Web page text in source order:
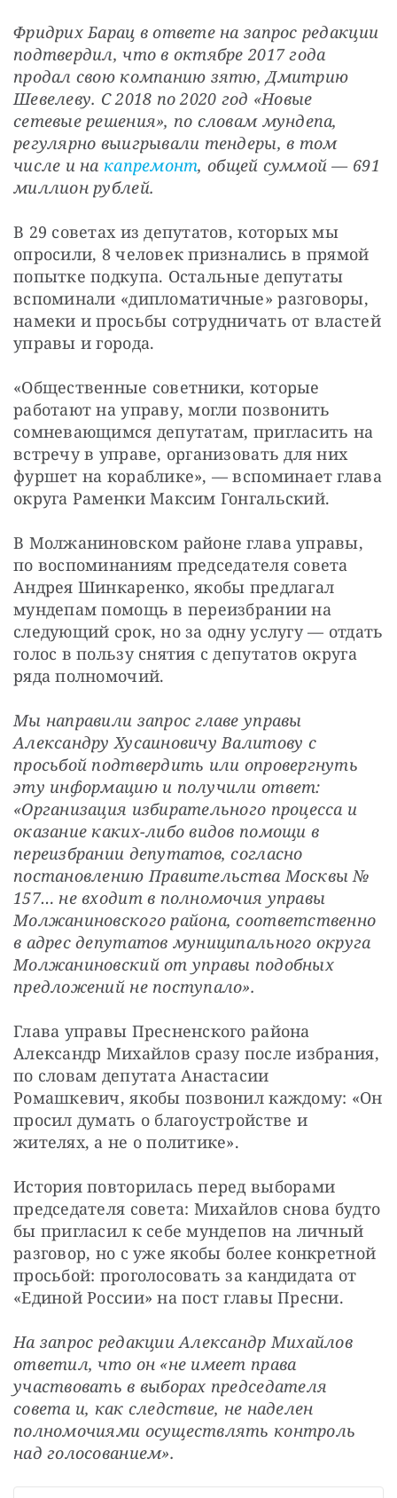
Фридрих Барац в ответе на запрос редакции
подтвердил, что в октябре 2017 года
продал свою компанию зятю, Дмитрию
Шевелеву. С 2018 по 2020 год «Новые
сетевые решения», по словам мундепа,
регулярно выигрывали тендеры, в том
числе и на капремонт, общей суммой — 691
миллион рублей.
В 29 советах из депутатов, которых мы
опросили, 8 человек признались в прямой
попытке подкупа. Остальные депутаты
вспоминали «дипломатичные» разговоры,
намеки и просьбы сотрудничать от властей
управы и города.
«Общественные советники, которые
работают на управу, могли позвонить
сомневающимся депутатам, пригласить на
встречу в управе, организовать для них
фуршет на кораблике», — вспоминает глава
округа Раменки Максим Гонгальский.
В Молжаниновском районе глава управы,
по воспоминаниям председателя совета
Андрея Шинкаренко, якобы предлагал
мундепам помощь в переизбрании на
следующий срок, но за одну услугу — отдать
голос в пользу снятия с депутатов округа
ряда полномочий.
Мы направили запрос главе управы
Александру Хусаиновичу Валитову с
просьбой подтвердить или опровергнуть
эту информацию и получили ответ:
«Организация избирательного процесса и
оказание каких-либо видов помощи в
переизбрании депутатов, согласно
постановлению Правительства Москвы №
157… не входит в полномочия управы
Молжаниновского района, соответственно
в адрес депутатов муниципального округа
Молжаниновский от управы подобных
предложений не поступало».
Глава управы Пресненского района
Александр Михайлов сразу после избрания,
по словам депутата Анастасии
Ромашкевич, якобы позвонил каждому: «Он
просил думать о благоустройстве и
жителях, а не о политике».
История повторилась перед выборами
председателя совета: Михайлов снова будто
бы пригласил к себе мундепов на личный
разговор, но с уже якобы более конкретной
просьбой: проголосовать за кандидата от
«Единой России» на пост главы Пресни.
На запрос редакции Александр Михайлов
ответил, что он «не имеет права
участвовать в выборах председателя
совета и, как следствие, не наделен
полномочиями осуществлять контроль
над голосованием».